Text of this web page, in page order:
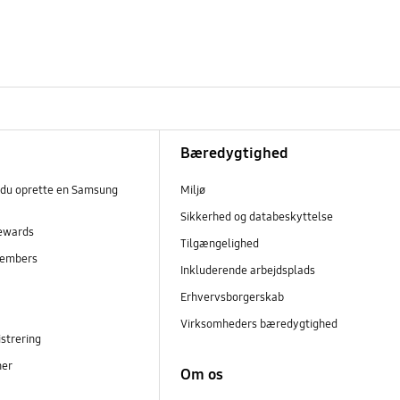
oprette en Samsung
Bæredygtighed
Miljø
Sikkerhed og databeskyttelse
Tilgængelighed
Inkluderende arbejdsplads
Erhvervsborgerskab
Virksomheders bæredygtighed
Om os